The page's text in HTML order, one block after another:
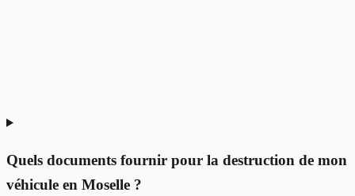
Quels documents fournir pour la destruction de mon
véhicule en Moselle ?